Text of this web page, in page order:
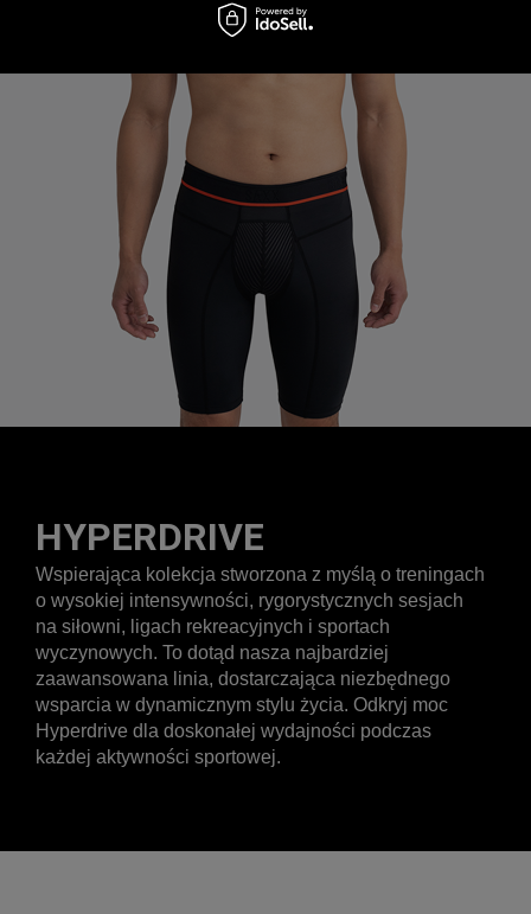
HYPERDRIVE
Wspierająca kolekcja stworzona z myślą o treningach
o wysokiej intensywności, rygorystycznych sesjach
na siłowni, ligach rekreacyjnych i sportach
wyczynowych. To dotąd nasza najbardziej
zaawansowana linia, dostarczająca niezbędnego
wsparcia w dynamicznym stylu życia. Odkryj moc
Hyperdrive dla doskonałej wydajności podczas
każdej aktywności sportowej.